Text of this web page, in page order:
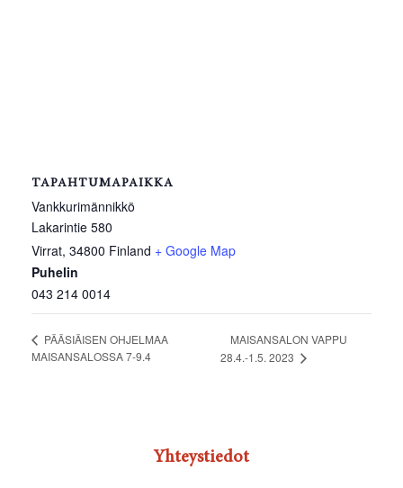
TAPAHTUMAPAIKKA
Vankkurimännikkö
Lakarintie 580
Virrat, 34800 Finland + Google Map
Puhelin
043 214 0014
PÄÄSIÄISEN OHJELMAA
MAISANSALOSSA 7-9.4
MAISANSALON VAPPU
28.4.-1.5. 2023
Yhteystiedot